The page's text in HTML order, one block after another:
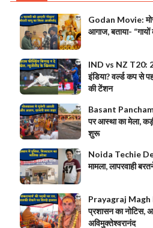
Godan Movie:
आगाज, बताया- “गायों
IND vs NZ T20:
इंडिया? वर्ल्ड कप से
की टेंशन
Basant Panchami
पर आस्था का मेला,
शुरू
Noida Techie
मामला, लापरवाही
Prayagraj Magh
प्रशासन का नोटिस,
अविमुक्तेश्वरानंद